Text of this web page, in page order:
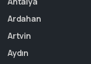
Ardahan
Artvin
Aydın